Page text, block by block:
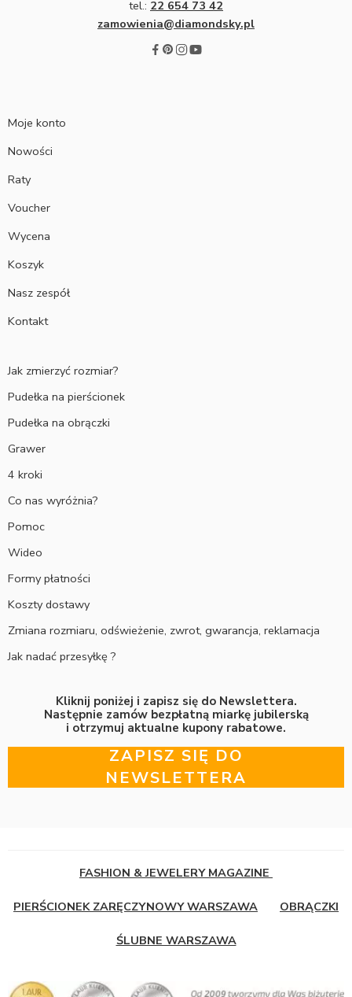
tel.: 22 654 73 42
zamowienia@diamondsky.pl
Moje konto
Nowości
Raty
Voucher
Wycena
Koszyk
Nasz zespół
Kontakt
Jak zmierzyć rozmiar?
Pudełka na pierścionek
Pudełka na obrączki
Grawer
4 kroki
Co nas wyróżnia?
Pomoc
Wideo
Formy płatności
Koszty dostawy
Zmiana rozmiaru, odświeżenie, zwrot, gwarancja, reklamacja
Jak nadać przesyłkę ?
Kliknij poniżej i zapisz się do Newslettera.
Następnie zamów bezpłatną miarkę jubilerską
i otrzymuj aktualne kupony rabatowe.
ZAPISZ SIĘ DO
NEWSLETTERA
FASHION & JEWELERY MAGAZINE
PIERŚCIONEK ZARĘCZYNOWY WARSZAWA OBRĄCZKI
ŚLUBNE WARSZAWA